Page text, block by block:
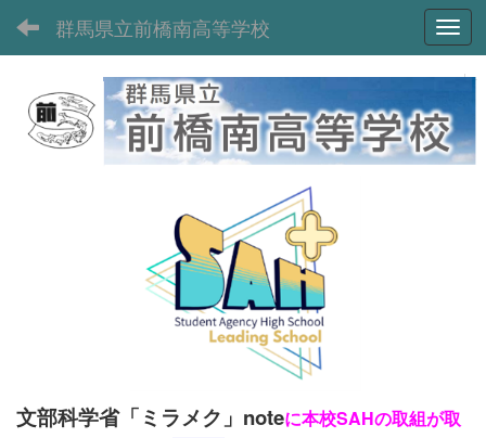
群馬県立前橋南高等学校
文部科学省「ミラメク」noteに本校SAHの取組が取